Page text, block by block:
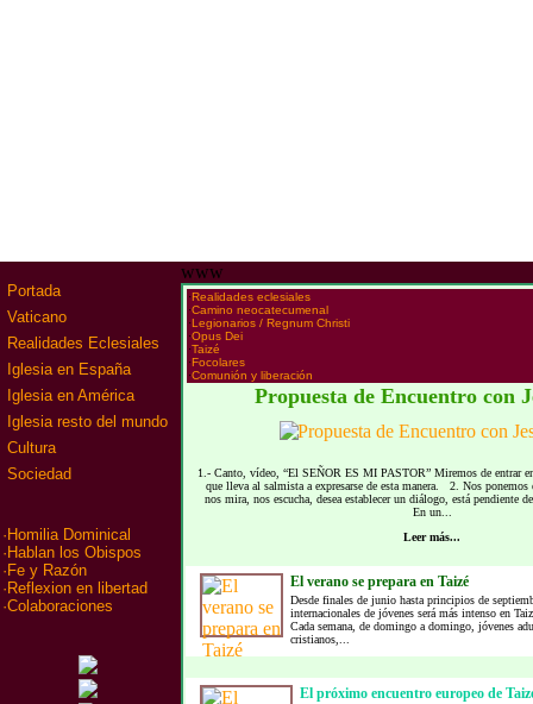
Portada
Vaticano
Realidades Eclesiales
Iglesia en España
Iglesia en América
Iglesia resto del mundo
Cultura
Sociedad
· Homilia Dominical
· Hablan los Obispos
· Fe y Razón
· Reflexion en libertad
·Colaboraciones
www
·Realidades eclesiales
·Camino neocatecumenal
·Legionarios / Regnum Christi
·Opus Dei
·Taizé
·Focolares
·Comunión y liberación
Propuesta de Encuentro con
1.- Canto, vídeo, “El SEÑOR ES MI PASTOR” Miremos de entrar
que lleva al salmista a expresarse de esta manera. 2. Nos
nos mira, nos escucha, desea establecer un diálogo, está pendiente
En un...
Leer más...
El verano se prepara en Taizé
Desde finales de junio hasta principios de
internacionales de jóvenes será más intenso en
Cada semana, de domingo a domingo, jóvenes
cristianos,...
El próximo encuentro europeo de